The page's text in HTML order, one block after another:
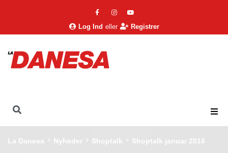
Log Ind eller Registrer
La Danesa Nyheder Shoptalk Shoptalk januar 2016